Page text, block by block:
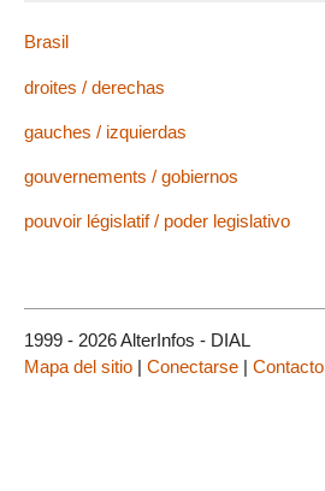
Brasil
droites / derechas
gauches / izquierdas
gouvernements / gobiernos
pouvoir législatif / poder legislativo
1999 - 2026 AlterInfos - DIAL
Mapa del sitio | Conectarse | Contacto